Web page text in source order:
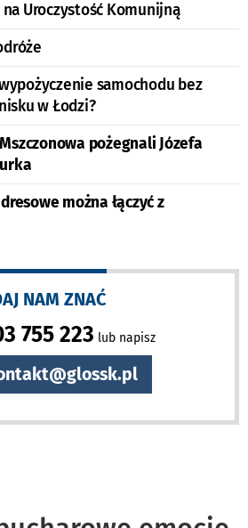
na Uroczystość Komunijną
samochodu bez
w Łodzi?
pożegnali Józefa
można łączyć z
NAM ZNAĆ
755 223 lub napisz